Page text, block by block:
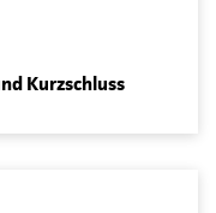
Kurzschluss